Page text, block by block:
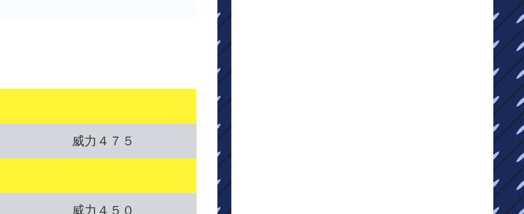
威力４７５
威力４５０